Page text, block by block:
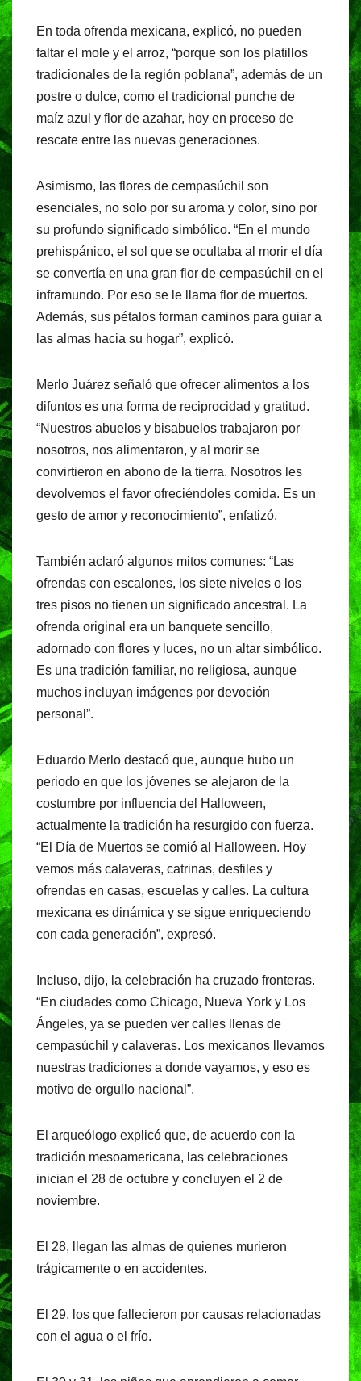
En toda ofrenda mexicana, explicó, no pueden
faltar el mole y el arroz, “porque son los platillos
tradicionales de la región poblana”, además de un
postre o dulce, como el tradicional punche de
maíz azul y flor de azahar, hoy en proceso de
rescate entre las nuevas generaciones.
Asimismo, las flores de cempasúchil son
esenciales, no solo por su aroma y color, sino por
su profundo significado simbólico. “En el mundo
prehispánico, el sol que se ocultaba al morir el día
se convertía en una gran flor de cempasúchil en el
inframundo. Por eso se le llama flor de muertos.
Además, sus pétalos forman caminos para guiar a
las almas hacia su hogar”, explicó.
Merlo Juárez señaló que ofrecer alimentos a los
difuntos es una forma de reciprocidad y gratitud.
“Nuestros abuelos y bisabuelos trabajaron por
nosotros, nos alimentaron, y al morir se
convirtieron en abono de la tierra. Nosotros les
devolvemos el favor ofreciéndoles comida. Es un
gesto de amor y reconocimiento”, enfatizó.
También aclaró algunos mitos comunes: “Las
ofrendas con escalones, los siete niveles o los
tres pisos no tienen un significado ancestral. La
ofrenda original era un banquete sencillo,
adornado con flores y luces, no un altar simbólico.
Es una tradición familiar, no religiosa, aunque
muchos incluyan imágenes por devoción
personal”.
Eduardo Merlo destacó que, aunque hubo un
periodo en que los jóvenes se alejaron de la
costumbre por influencia del Halloween,
actualmente la tradición ha resurgido con fuerza.
“El Día de Muertos se comió al Halloween. Hoy
vemos más calaveras, catrinas, desfiles y
ofrendas en casas, escuelas y calles. La cultura
mexicana es dinámica y se sigue enriqueciendo
con cada generación”, expresó.
Incluso, dijo, la celebración ha cruzado fronteras.
“En ciudades como Chicago, Nueva York y Los
Ángeles, ya se pueden ver calles llenas de
cempasúchil y calaveras. Los mexicanos llevamos
nuestras tradiciones a donde vayamos, y eso es
motivo de orgullo nacional”.
El arqueólogo explicó que, de acuerdo con la
tradición mesoamericana, las celebraciones
inician el 28 de octubre y concluyen el 2 de
noviembre.
El 28, llegan las almas de quienes murieron
trágicamente o en accidentes.
El 29, los que fallecieron por causas relacionadas
con el agua o el frío.